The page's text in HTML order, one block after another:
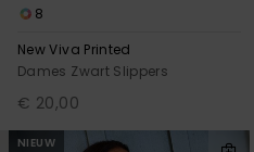
8
New Viva Printed
Dames Zwart Slippers
€ 20,00
NIEUW